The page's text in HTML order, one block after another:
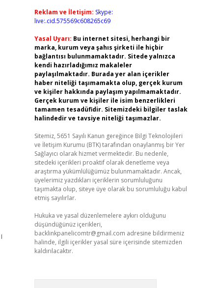
Reklam ve İletişim: Skype:
live:.cid.575569c608265c69
Yasal Uyarı: Bu internet sitesi, herhangi bir
marka, kurum veya şahıs şirketi ile hiçbir
bağlantısı bulunmamaktadır. Sitede yalnızca
kendi hazırladığımız makaleler
paylaşılmaktadır. Burada yer alan içerikler
haber niteliği taşımamakta olup, gerçek kurum
ve kişiler hakkında paylaşım yapılmamaktadır.
Gerçek kurum ve kişiler ile isim benzerlikleri
tamamen tesadüfidir. Sitemizdeki bilgiler taslak
halindedir ve tavsiye niteliği taşımazlar.
Sitemiz, 5651 Sayılı Kanun gereğince Bilgi Teknolojileri
ve İletişim Kurumu (BTK) tarafından onaylanmış bir Yer
Sağlayıcı olarak hizmet vermektedir. Bu nedenle,
sitedeki içerikleri proaktif olarak denetleme veya
araştırma yükümlülüğümüz bulunmamaktadır. Ancak,
üyelerimiz yazdıkları içeriklerin sorumluluğunu
taşımakta olup, siteye üye olarak bu sorumluluğu kabul
etmiş sayılırlar.
Hukuka ve yasal düzenlemelere aykırı olduğunu
düşündüğünüz içerikleri,
backlinkpanelicomtr@gmail.com adresine bildirmeniz
halinde, ilgili içerikler yasal süre içerisinde sitemizden
kaldırılacaktır.